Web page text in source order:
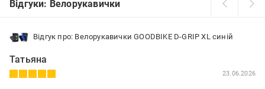
Відгуки: Велорукавички
Відгук про: Велорукавички GOODBIKE D-GRIP XL синій
Татьяна
23.06.2026